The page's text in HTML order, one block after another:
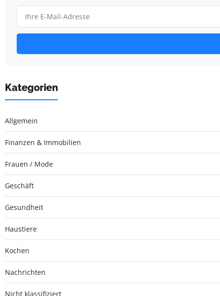
Kategorien
Allgemein
Finanzen & Immobilien
Frauen / Mode
Geschäft
Gesundheit
Haustiere
Kochen
Nachrichten
Nicht klassifiziert